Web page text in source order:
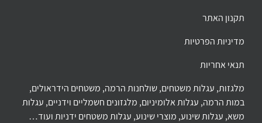
תקנון האתר
מדיניות הפרטיות
תנאי אחריות
מלגזות, עגלות משטחים, שולחנות הרמה, משטחים הידראולים,
במות הרמה, עגלות אלומיניום, מלגזונים חשמליים וידניים, עגלות
משא, עגלות שינוע, מוצרי שינוע, עגלות משטחים ידניות ועוד…